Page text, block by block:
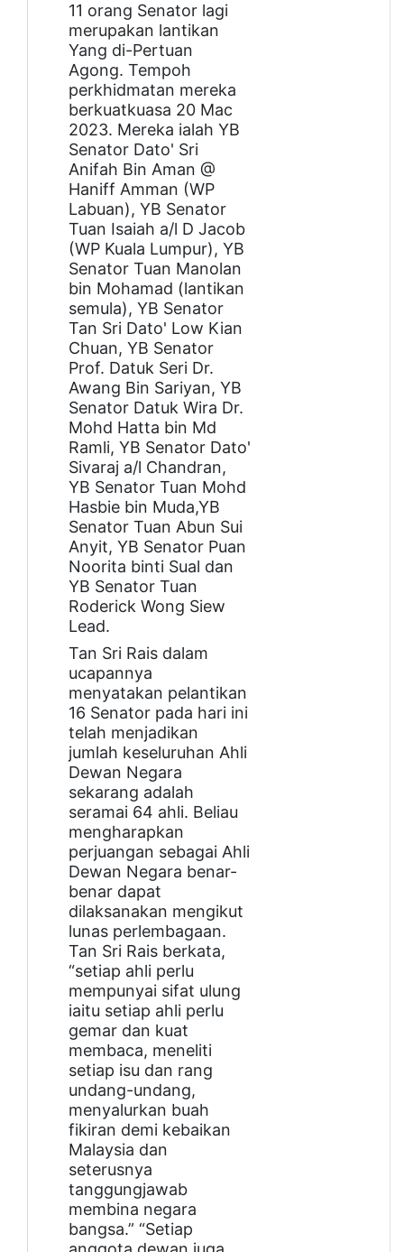
11 orang Senator lagi
merupakan lantikan
Yang di-Pertuan
Agong. Tempoh
perkhidmatan mereka
berkuatkuasa 20 Mac
2023. Mereka ialah YB
Senator Dato' Sri
Anifah Bin Aman @
Haniff Amman (WP
Labuan), YB Senator
Tuan Isaiah a/l D Jacob
(WP Kuala Lumpur), YB
Senator Tuan Manolan
bin Mohamad (lantikan
semula), YB Senator
Tan Sri Dato' Low Kian
Chuan, YB Senator
Prof. Datuk Seri Dr.
Awang Bin Sariyan, YB
Senator Datuk Wira Dr.
Mohd Hatta bin Md
Ramli, YB Senator Dato'
Sivaraj a/l Chandran,
YB Senator Tuan Mohd
Hasbie bin Muda,YB
Senator Tuan Abun Sui
Anyit, YB Senator Puan
Noorita binti Sual dan
YB Senator Tuan
Roderick Wong Siew
Lead.
Tan Sri Rais dalam
ucapannya
menyatakan pelantikan
16 Senator pada hari ini
telah menjadikan
jumlah keseluruhan Ahli
Dewan Negara
sekarang adalah
seramai 64 ahli. Beliau
mengharapkan
perjuangan sebagai Ahli
Dewan Negara benar-
benar dapat
dilaksanakan mengikut
lunas perlembagaan.
Tan Sri Rais berkata,
“setiap ahli perlu
mempunyai sifat ulung
iaitu setiap ahli perlu
gemar dan kuat
membaca, meneliti
setiap isu dan rang
undang-undang,
menyalurkan buah
fikiran demi kebaikan
Malaysia dan
seterusnya
tanggungjawab
membina negara
bangsa.” “Setiap